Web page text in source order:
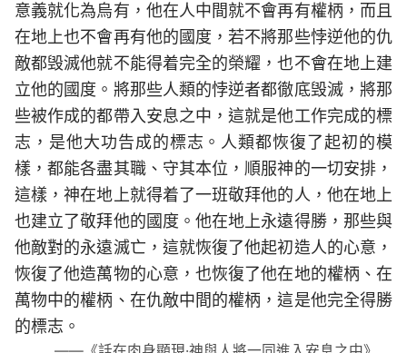
意義就化為烏有，他在人中間就不會再有權柄，而且
在地上也不會再有他的國度，若不將那些悖逆他的仇
敵都毁滅他就不能得着完全的榮耀，也不會在地上建
立他的國度。將那些人類的悖逆者都徹底毁滅，將那
些被作成的都帶入安息之中，這就是他工作完成的標
志，是他大功告成的標志。人類都恢復了起初的模
樣，都能各盡其職、守其本位，順服神的一切安排，
這樣，神在地上就得着了一班敬拜他的人，他在地上
也建立了敬拜他的國度。他在地上永遠得勝，那些與
他敵對的永遠滅亡，這就恢復了他起初造人的心意，
恢復了他造萬物的心意，也恢復了他在地的權柄、在
萬物中的權柄、在仇敵中間的權柄，這是他完全得勝
的標志。